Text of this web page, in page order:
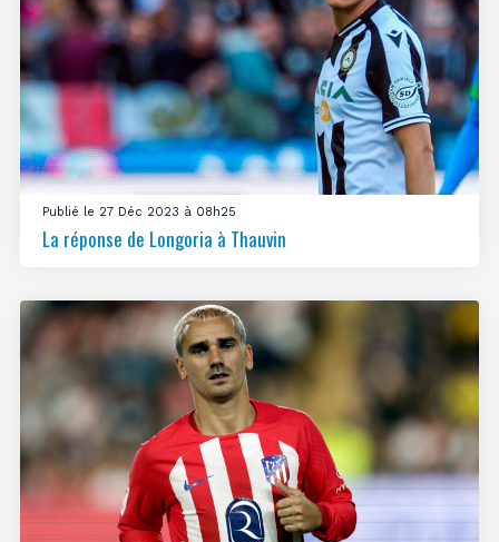
Publié le 27 Déc 2023 à 08h25
La réponse de Longoria à Thauvin